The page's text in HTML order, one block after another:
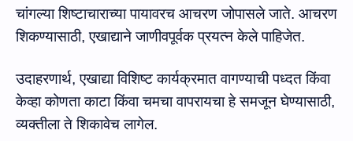
चांगल्या शिष्टाचाराच्या पायावरच आचरण जोपासले जाते. आचरण
शिकण्यासाठी,एखाद्याने जाणीवपूर्वक प्रयत्न केले पाहिजेत.
उदाहरणार्थ, एखाद्या विशिष्ट कार्यक्रमात वागण्याची पध्‍दत किंवा
केव्‍हा कोणता काटा किंवा चमचा वापरायचा हे समजून घेण्यासाठी,
व्यक्तीला ते शिकावेच लागेल.